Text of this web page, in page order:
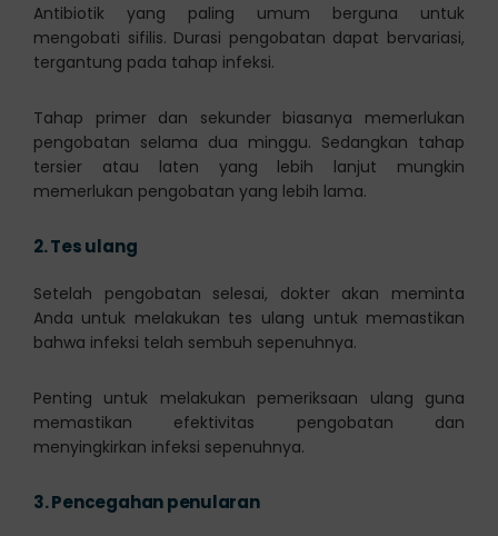
Antibiotik yang paling umum berguna untuk
mengobati sifilis. Durasi pengobatan dapat bervariasi,
tergantung pada tahap infeksi.
Tahap primer dan sekunder biasanya memerlukan
pengobatan selama dua minggu. Sedangkan tahap
tersier atau laten yang lebih lanjut mungkin
memerlukan pengobatan yang lebih lama.
2.Tes ulang
Setelah pengobatan selesai, dokter akan meminta
Anda untuk melakukan tes ulang untuk memastikan
bahwa infeksi telah sembuh sepenuhnya.
Penting untuk melakukan pemeriksaan ulang guna
memastikan efektivitas pengobatan dan
menyingkirkan infeksi sepenuhnya.
3.Pencegahan penularan